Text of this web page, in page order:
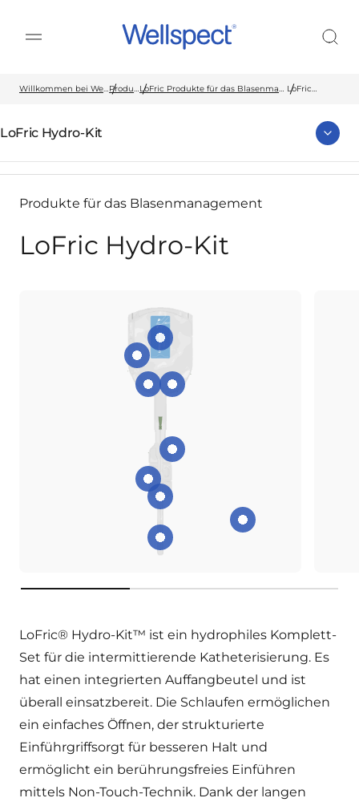
Wellspect
Willkommen bei Wellspect Produkte LoFric Produkte für das Blasenmanagement LoFric
LoFric Hydro-Kit
Produkte für das Blasenmanagement
LoFric Hydro-Kit
key:product.key-features
Sofortige Aktivierung
Auffangbeutel
Non-Touch-Technik
Schlaufen zum einfachen
Smooth eyelets
LoFric® Hydro-Kit™ ist ein hydrophiles Komplett-
Set für die intermittierende Katheterisierung. Es
hat einen integrierten Auffangbeutel und ist
überall einsatzbereit. Die Schlaufen ermöglichen
ein einfaches Öffnen, der strukturierte
Einführgriffsorgt für besseren Halt und
ermöglicht ein berührungsfreies Einführen
mittels Non-Touch-Technik. Dank der langen